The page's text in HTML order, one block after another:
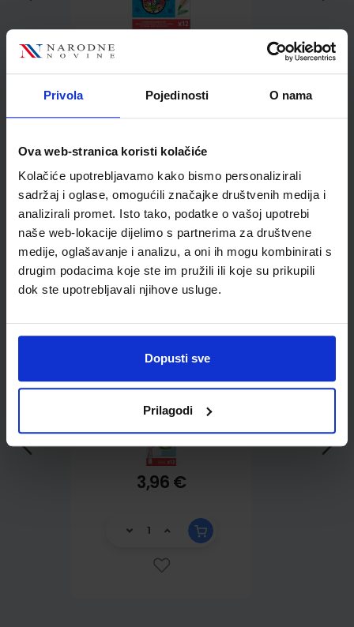
Privola Pojedinosti O nama
Ova web-stranica koristi kolačiće
Kolačiće upotrebljavamo kako bismo personalizirali
sadržaj i oglase, omogućili značajke društvenih medija i
analizirali promet. Isto tako, podatke o vašoj upotrebi
naše web-lokacije dijelimo s partnerima za društvene
medije, oglašavanje i analizu, a oni ih mogu kombinirati s
drugim podacima koje ste im pružili ili koje su prikupili
dok ste upotrebljavali njihove usluge.
Dopusti sve
Prilagodi
Kupci najčešće biraju..
Grafitna olovka Maped
3,96 €